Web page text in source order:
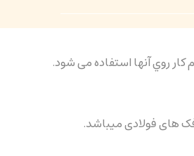
روي آنها استفاده می شود.
های فولادی میباشد.